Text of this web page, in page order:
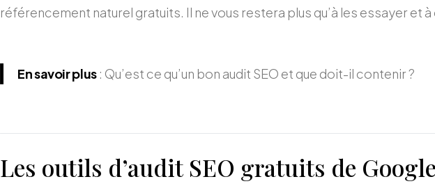
référencement naturel gratuits. Il ne vous restera plus qu’à les essayer et
En savoir plus: Qu’est ce qu’un bon audit SEO et que doit-il contenir ?
Les outils d’audit SEO gratuits de